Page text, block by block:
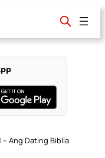
– Ang Dating Biblia